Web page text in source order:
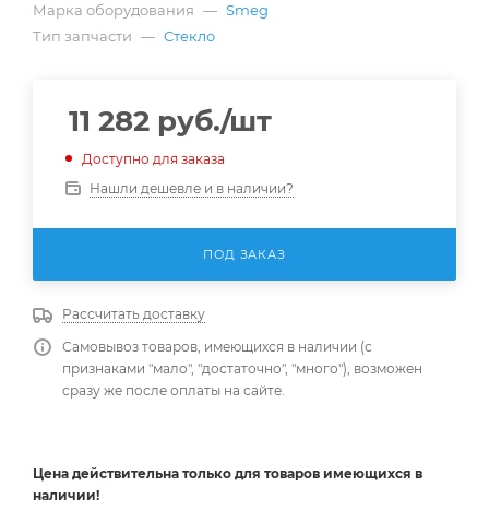
Марка оборудования — Smeg
Тип запчасти — Стекло
11 282 руб./шт
Доступно для заказа
Нашли дешевле и в наличии?
ПОД ЗАКАЗ
Рассчитать доставку
Самовывоз товаров, имеющихся в наличии (с
признаками "мало", "достаточно", "много"), возможен
сразу же после оплаты на сайте.
Цена действительна только для товаров имеющихся в
наличии!